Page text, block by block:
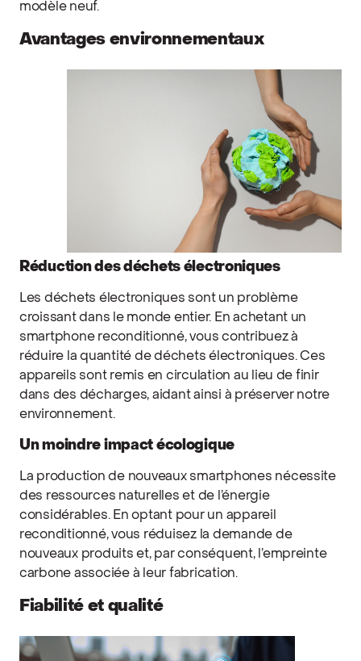
modèle neuf.
Avantages environnementaux
Réduction des déchets électroniques
Les déchets électroniques sont un problème
croissant dans le monde entier. En achetant un
smartphone reconditionné, vous contribuez à
réduire la quantité de déchets électroniques. Ces
appareils sont remis en circulation au lieu de finir
dans des décharges, aidant ainsi à préserver notre
environnement.
Un moindre impact écologique
La production de nouveaux smartphones nécessite
des ressources naturelles et de l’énergie
considérables. En optant pour un appareil
reconditionné, vous réduisez la demande de
nouveaux produits et, par conséquent, l’empreinte
carbone associée à leur fabrication.
Fiabilité et qualité